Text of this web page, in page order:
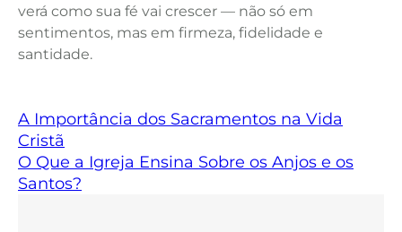
verá como sua fé vai crescer — não só em
sentimentos, mas em firmeza, fidelidade e
santidade.
A Importância dos Sacramentos na Vida
Cristã
O Que a Igreja Ensina Sobre os Anjos e os
Santos?